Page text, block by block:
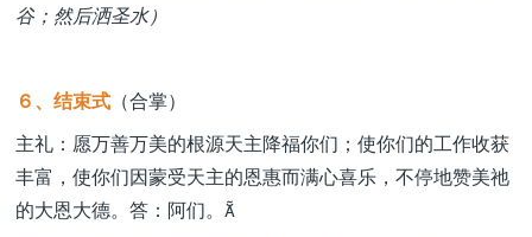
谷；然后洒圣水）
６、结束式 （合掌）
主礼：愿万善万美的根源天主降福你们；使你们的工作收获
丰富，使你们因蒙受天主的恩惠而满心喜乐，不停地赞美祂
的大恩大德。答：阿们。